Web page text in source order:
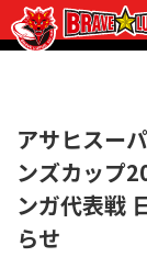
チケット
観戦ガイド
初めての観戦
ニュース
試合日程・結果
アサヒスー
ンズカップ
ンガ代表戦
らせ